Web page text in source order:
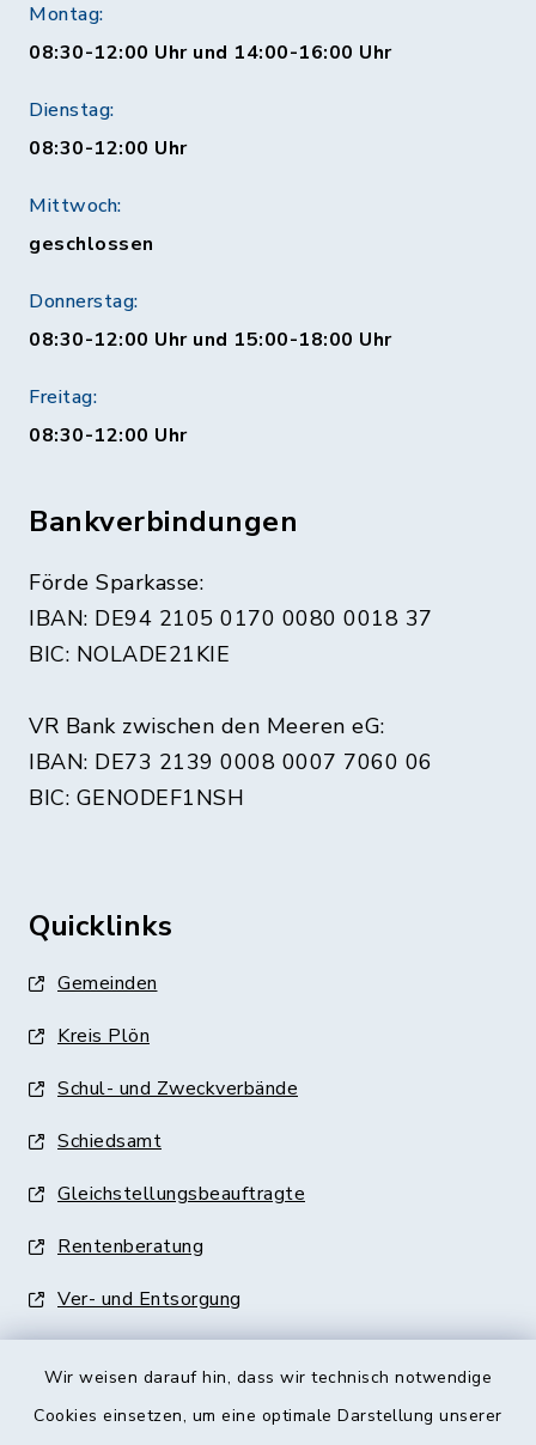
Wir weisen darauf hin, dass wir technisch notwendige
Cookies einsetzen, um eine optimale Darstellung unserer
Montag:
08:30-12:00 Uhr und 14:00-16:00 Uhr
Dienstag:
08:30-12:00 Uhr
Mittwoch:
geschlossen
Donnerstag:
08:30-12:00 Uhr und 15:00-18:00 Uhr
Freitag:
08:30-12:00 Uhr
Bankverbindungen
Förde Sparkasse:
IBAN: DE94 2105 0170 0080 0018 37
BIC: NOLADE21KIE
VR Bank zwischen den Meeren eG:
IBAN: DE73 2139 0008 0007 7060 06
BIC: GENODEF1NSH
Quicklinks
Gemeinden
Kreis Plön
Schul- und Zweckverbände
Schiedsamt
Gleichstellungsbeauftragte
Rentenberatung
Ver- und Entsorgung